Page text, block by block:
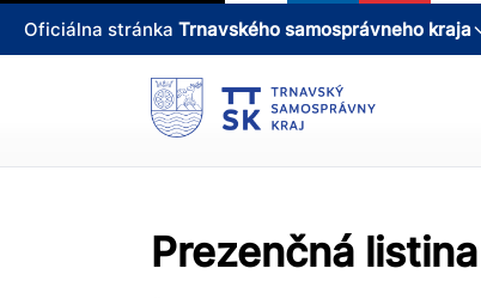
Oficiálna stránka Trnavského samosprávneho kraja
Prezenčná